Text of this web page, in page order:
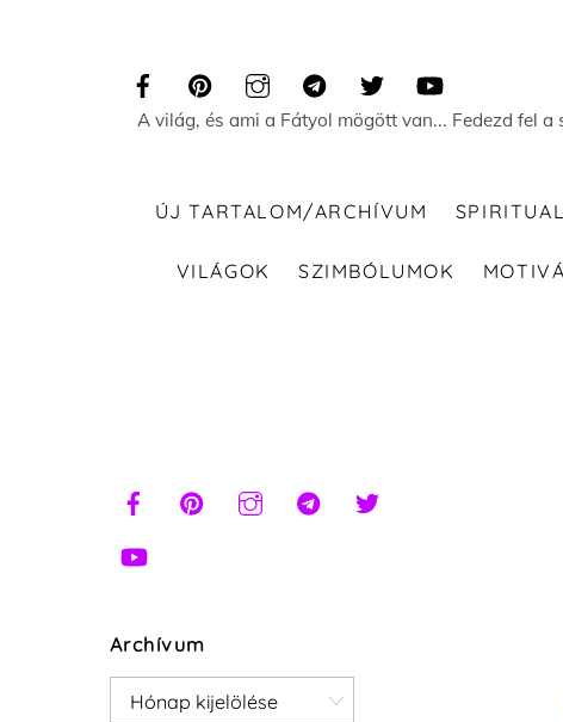
A világ, és ami a Fátyol mögött van... Fedezd fel
ÚJ TARTALOM/ARCHÍVUM
VILÁGOK SZIMBÓLUMOK
Archívum
Archívum